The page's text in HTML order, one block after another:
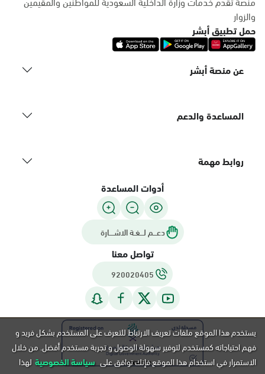
والزوار
حمل تطبيق أبشر
عن منصة أبشر
المساعدة والدعم
روابط مهمة
أدوات المساعدة
دعـــم لـــغـة الاشــــارة
تواصل معنا
920020405
يستخدم هذا الموقع ملفات تعريف الارتباط للتعرف على المستخدم بشكل فريد و
فهم احتياجاته كمستخدم لتوفير سهولة الوصول و تجربة مستخدم أفضل. من خلال
الاستمرار في استخدام هذا الموقع فإنك توافق على سياسة الخصوصية لهذا